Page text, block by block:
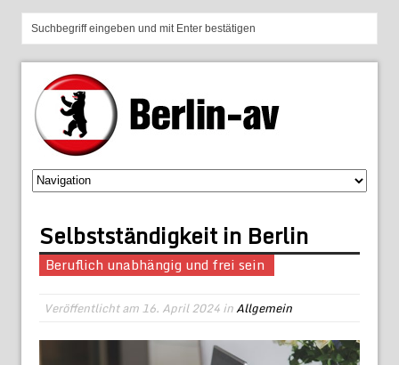
Selbstständigkeit in Berlin
Beruflich unabhängig und frei sein
Veröffentlicht am16. April 2024inAllgemein